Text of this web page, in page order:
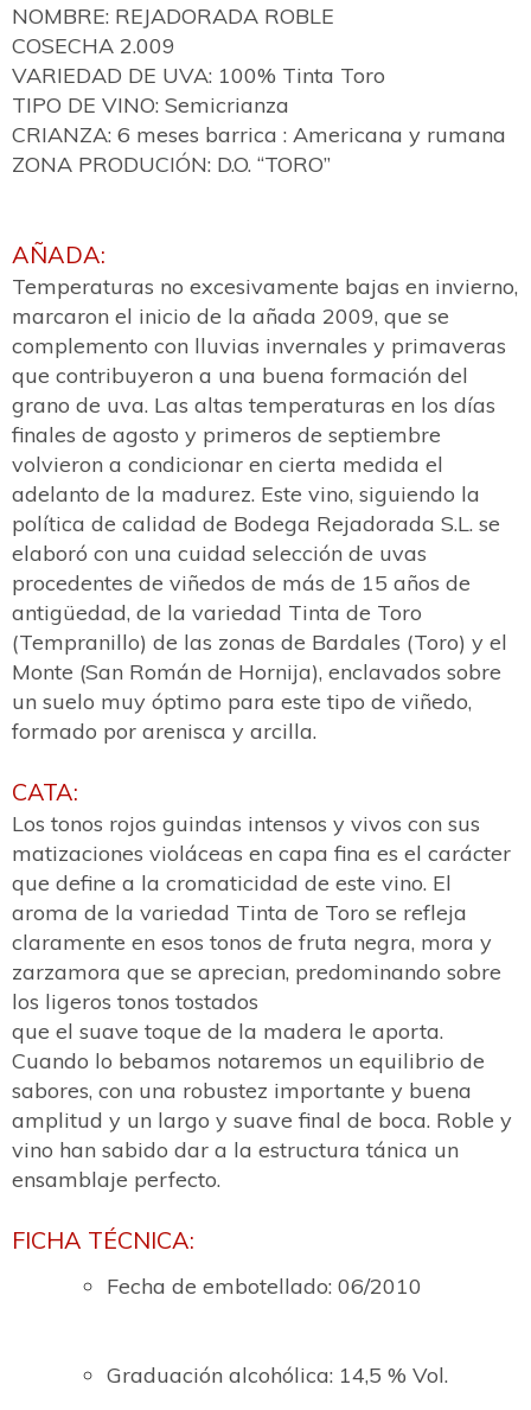
NOMBRE: REJADORADA ROBLE
COSECHA 2.009
VARIEDAD DE UVA: 100% Tinta Toro
TIPO DE VINO: Semicrianza
CRIANZA: 6 meses barrica : Americana y rumana
ZONA PRODUCIÓN: D.O. “TORO”
AÑADA:
Temperaturas no excesivamente bajas en invierno,
marcaron el inicio de la añada 2009, que se
complemento con lluvias invernales y primaveras
que contribuyeron a una buena formación del
grano de uva. Las altas temperaturas en los días
finales de agosto y primeros de septiembre
volvieron a condicionar en cierta medida el
adelanto de la madurez. Este vino, siguiendo la
política de calidad de Bodega Rejadorada S.L. se
elaboró con una cuidad selección de uvas
procedentes de viñedos de más de 15 años de
antigüedad, de la variedad Tinta de Toro
(Tempranillo) de las zonas de Bardales (Toro) y el
Monte (San Román de Hornija), enclavados sobre
un suelo muy óptimo para este tipo de viñedo,
formado por arenisca y arcilla.
CATA:
Los tonos rojos guindas intensos y vivos con sus
matizaciones violáceas en capa fina es el carácter
que define a la cromaticidad de este vino. El
aroma de la variedad Tinta de Toro se refleja
claramente en esos tonos de fruta negra, mora y
zarzamora que se aprecian, predominando sobre
los ligeros tonos tostados
que el suave toque de la madera le aporta.
Cuando lo bebamos notaremos un equilibrio de
sabores, con una robustez importante y buena
amplitud y un largo y suave final de boca. Roble y
vino han sabido dar a la estructura tánica un
ensamblaje perfecto.
FICHA TÉCNICA:
Fecha de embotellado: 06/2010
Graduación alcohólica: 14,5 % Vol.